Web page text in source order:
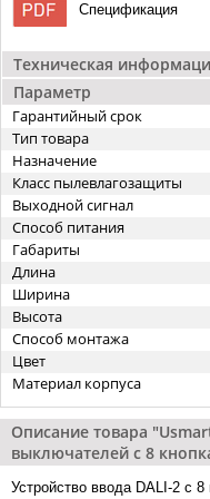
Техническая
Параметр
Гарантийный срок
Тип товара
Назначение
Класс пылевлагозащиты
Выходной сигнал
Способ питания
Габариты
Длина
Ширина
Высота
Способ монтажа
Цвет
Материал корпуса
Спецификация
Описание товара
выключателей с 8
Устройство ввода DALI-2 с 8